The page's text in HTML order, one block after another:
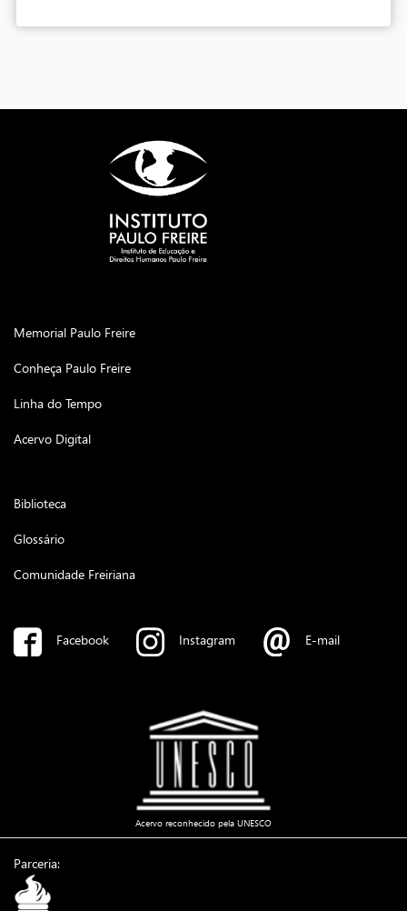
Memorial Paulo Freire
Conheça Paulo Freire
Linha do Tempo
Acervo Digital
Biblioteca
Glossário
Comunidade Freiriana
Facebook Instagram E-mail
Acervo reconhecido pela UNESCO
Parceria: